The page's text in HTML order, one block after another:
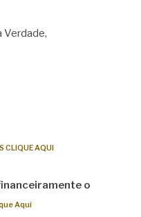
Verdade,
CLIQUE AQUI
o
Aqui